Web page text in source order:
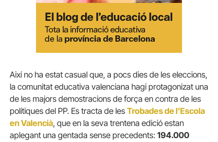
Així no ha estat casual que, a pocs dies de les eleccions,
la comunitat educativa valenciana hagi protagonizat una
de les majors demostracions de força en contra de les
polítiques del PP. Es tracta de les Trobades de l’Escola
en Valencià, que en la seva trentena edició estan
aplegant una gentada sense precedents: 194.000